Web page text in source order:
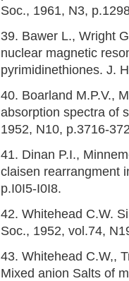
Soc., 1961, N3,
39. Bawer L., Wright
nuclear magnetic
pyrimidinethiones. J.
40. Boarland M.P.V.,
absorption spectra of
1952, N10, p.3716-
41. Dinan P.I.,
claisen rearrangment
p.I0I5-I0I8.
42. Whitehead C.W.
Soc., 1952, vol.74,
43. Whitehead C.W,,
Mixed anion Salts of